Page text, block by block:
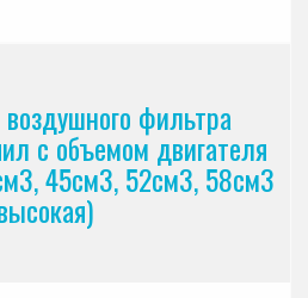
фильтра
с объемом двигателя
45см3, 52см3, 58см3